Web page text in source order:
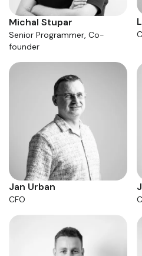
Michal Stupar
Senior Programmer, Co-
founder
Jan Urban
CFO